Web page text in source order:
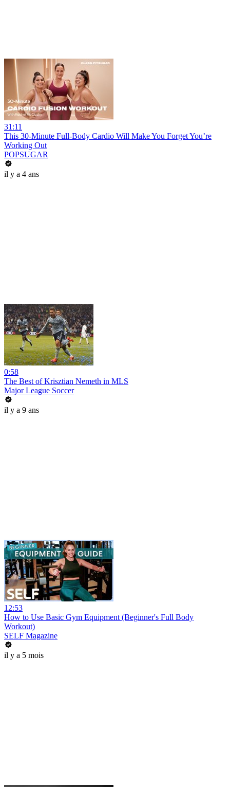
31:11
This 30-Minute Full-Body Cardio Will Make You Forget You’re
Working Out
POPSUGAR
il y a 4 ans
0:58
The Best of Krisztian Nemeth in MLS
Major League Soccer
il y a 9 ans
12:53
How to Use Basic Gym Equipment (Beginner's Full Body
Workout)
SELF Magazine
il y a 5 mois